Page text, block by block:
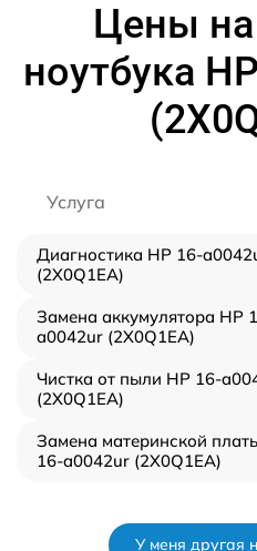
Цены
ноутбука
Услуга
Диагностика HP 16-
(2X0Q1EA)
Замена аккумулятора HP
a0042ur (2X0Q1EA)
Чистка от пыли HP 16-
(2X0Q1EA)
Замена материнской
16-a0042ur (2X0Q1EA)
У меня другая